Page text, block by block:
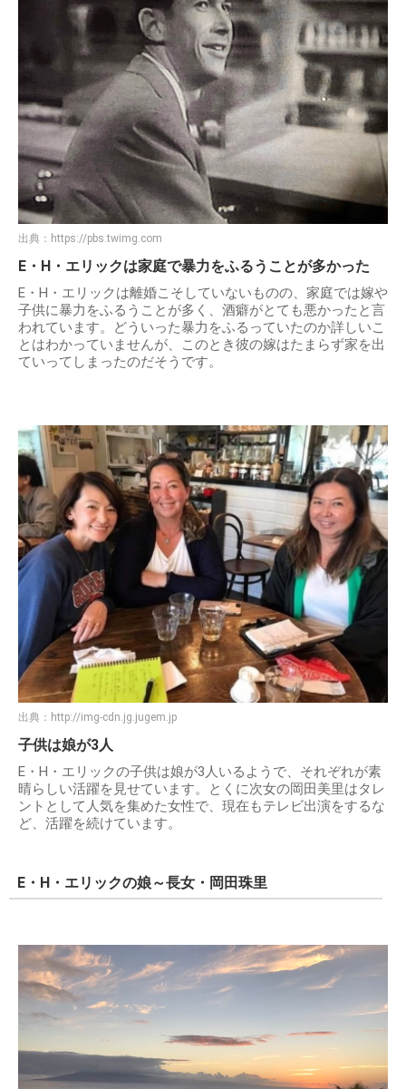
出典： https://pbs.twimg.com
E・H・エリックは家庭で暴力をふるうことが多かった
E・H・エリックは離婚こそしていないものの、家庭では嫁や
子供に暴力をふるうことが多く、酒癖がとても悪かったと言
われています。どういった暴力をふるっていたのか詳しいこ
とはわかっていませんが、このとき彼の嫁はたまらず家を出
ていってしまったのだそうです。
出典： http://img-cdn.jg.jugem.jp
子供は娘が3人
E・H・エリックの子供は娘が3人いるようで、それぞれが素
晴らしい活躍を見せています。とくに次女の岡田美里はタレ
ントとして人気を集めた女性で、現在もテレビ出演をするな
ど、活躍を続けています。
E・H・エリックの娘～長女・岡田珠里